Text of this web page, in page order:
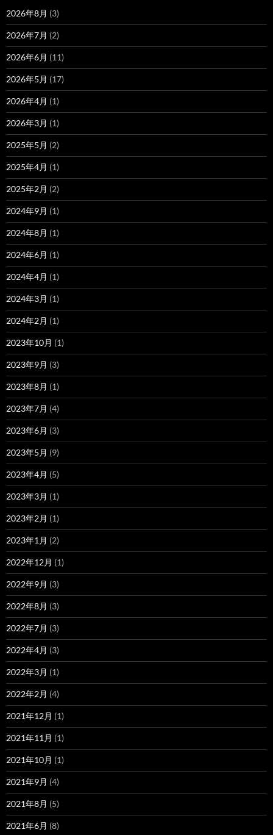
2026年8月 (3)
2026年7月 (2)
2026年6月 (11)
2026年5月 (17)
2026年4月 (1)
2026年3月 (1)
2025年5月 (2)
2025年4月 (1)
2025年2月 (2)
2024年9月 (1)
2024年8月 (1)
2024年6月 (1)
2024年4月 (1)
2024年3月 (1)
2024年2月 (1)
2023年10月 (1)
2023年9月 (3)
2023年8月 (1)
2023年7月 (4)
2023年6月 (3)
2023年5月 (9)
2023年4月 (5)
2023年3月 (1)
2023年2月 (1)
2023年1月 (2)
2022年12月 (1)
2022年9月 (3)
2022年8月 (3)
2022年7月 (3)
2022年4月 (3)
2022年3月 (1)
2022年2月 (4)
2021年12月 (1)
2021年11月 (1)
2021年10月 (1)
2021年9月 (4)
2021年8月 (5)
2021年6月 (8)